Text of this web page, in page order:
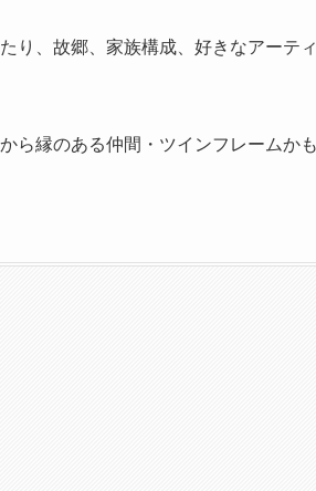
り、故郷、家族構成、好きなアーティ
ら縁のある仲間・ツインフレームか